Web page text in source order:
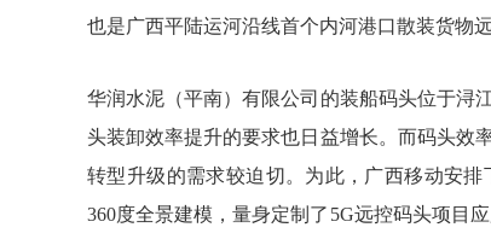
也是广西平陆运河沿线首个内河港口散装货物远
华润水泥（平南）有限公司的装船码头位于浔
头装卸效率提升的要求也日益增长。而码头效
转型升级的需求较迫切。为此，广西移动安
360度全景建模，量身定制了5G远控码头项目